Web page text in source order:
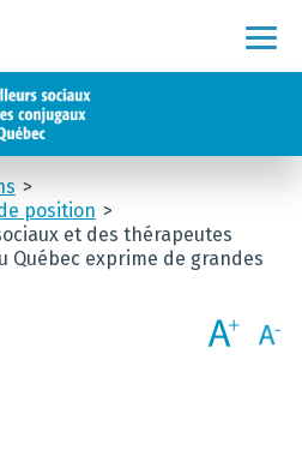
position
et des thérapeutes
Québec exprime de grandes